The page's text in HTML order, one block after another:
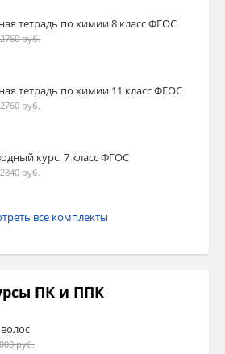
тетрадь по химии 8 класс ФГОС
2760 руб.
тетрадь по химии 11 класс ФГОС
2760 руб.
курс. 7 класс ФГОС
2840 руб.
все комплекты
ПК и ППК
руб.